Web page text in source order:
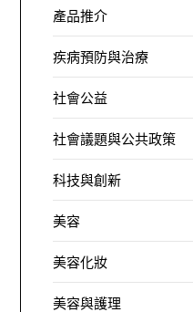
產品推介
疾病預防與治療
社會公益
社會議題與公共政策
科技與創新
美容
美容化妝
美容與護理